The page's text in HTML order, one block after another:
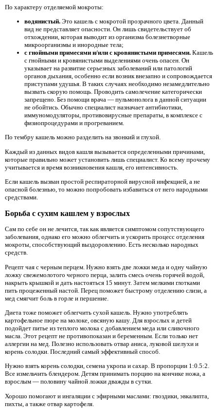
По характеру отделяемой мокроты:
водянистый. Это кашель с мокротой прозрачного цвета. Данный
вид не представляет опасности. Он лишь свидетельствует об
отхождении, которая выводит из организма болезнетворные
микроорганизмы и инородные тела;
с гнойными примесями и/или с кровянистыми примесями. Кашель
с гнойными и кровянистыми выделениями очень опасен. Он
указывает на развитие серьезных заболеваний или патологий
органов дыхания, особенно если возник внезапно и сопровождается
приступами удушья. В таких случаях необходимо незамедлительно
вызвать скорую помощь. Проводить самолечение категорически
запрещено. Без помощи врача — пульмонолога в данной ситуации
не обойтись. Обычно специалист назначает антибиотики,
иммуномодуляторы, противовирусные препараты, в комплексе с
физиопроцедурами и прогреванием.
По тембру кашель можно разделить на звонкий и глухой.
Каждый из данных видов кашля вызывается определенными причинами,
которые правильно может установить лишь специалист. Ко всему прочему
учитывается и время возникновения кашля, его интенсивность.
Если кашель вызван простой респираторной вирусной инфекцией, а не
опасной болезнью, то можно попробовать избавиться от него народными
средствами.
Борьба с сухим кашлем у взрослых
Сам по себе он не лечится, так как является симптомом сопутствующего
заболевания, однако его можно облегчить и ускорить процесс отделения
мокроты, способствующий выздоровлению. Есть несколько народных
средств.
Рецепт чая с черным перцем. Нужно взять две ложки меда и одну чайную
ложку свежемолотого черного перца, залить смесь очень горячей водой,
накрыть крышкой и дать настояться 15 минут. Затем мелкими глотками
пить процеженный настой. Перец поможет быстрому отделению слизи, а
мед смягчит боль в горле и першение.
Диета тоже поможет облегчить сухой кашель. Нужно употреблять
картофельное пюре на молоке, овсяную кашу. Для взрослых и детей
подойдет питье из теплого молока с добавлением меда или сливочного
масла. Этот рецепт не противопоказан и беременным. Если только нет
аллергии на мед. Полезно использовать отвар аниса, луковой шелухи и
корень солодки. Последний самый эффективный способ.
Нужно взять корень солодки, семена укропа и сахар. В пропорции 1:0.5:2.
Все измельчить блендером. Детям принимать порцию на кончике ножа, а
взрослым — половину чайной ложки дважды в сутки.
Хорошо помогают и ингаляции с эфирными маслами: гвоздики, эвкалипта,
пихты, а также отвар картофеля.